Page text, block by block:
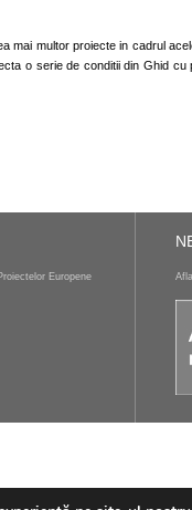
mai multor proiecte in cadrul
o serie de conditii din Ghid cu
Europene